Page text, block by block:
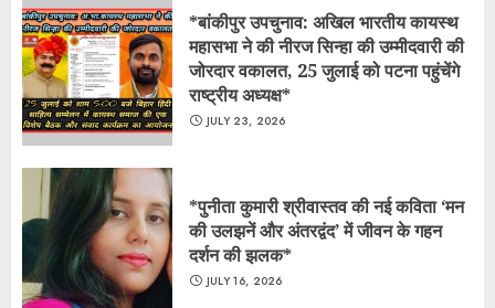
*बांकीपुर उपचुनाव: अखिल भारतीय कायस्थ
महासभा ने की नीरज सिन्हा की उम्मीदवारी की
जोरदार वकालत, 25 जुलाई को पटना पहुंचेंगे
राष्ट्रीय अध्यक्ष*
JULY 23, 2026
*पुनीता कुमारी श्रीवास्तव की नई कविता ‘मन
की उलझनें और अंतरद्वंद’ में जीवन के गहन
दर्शन की झलक*
JULY 16, 2026